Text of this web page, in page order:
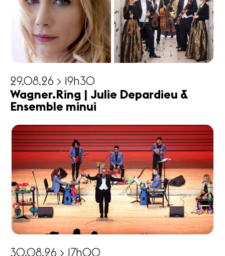
29.08.26 > 19h30
Wagner.Ring | Julie Depardieu &
Ensemble minui
30.08.26 > 17h00